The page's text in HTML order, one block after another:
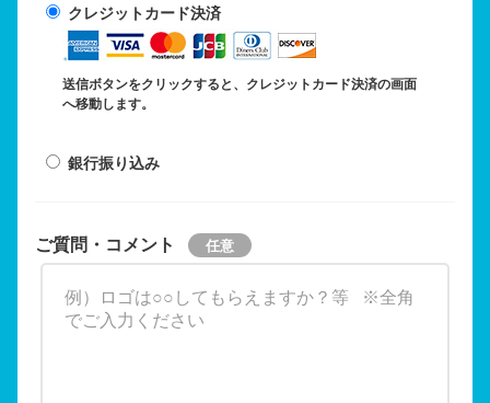
クレジットカード決済
送信ボタンをクリックすると、クレジットカード決済の画面
へ移動します。
銀行振り込み
ご質問・コメント